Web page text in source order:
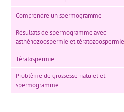
Comprendre un spermogramme
Résultats de spermogramme avec
asthénozoospermie et tératozoospermie
Tératospermie
Problème de grossesse naturel et
spermogramme